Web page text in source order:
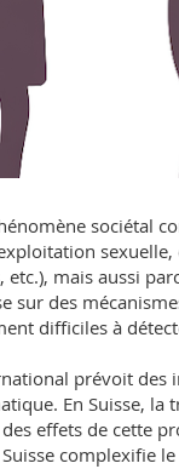
sociétal
etc.), mais aussi
sur des
difficiles à
prévoit des
En Suisse,
effets de cette
complexifie